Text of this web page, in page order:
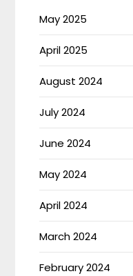
May 2025
April 2025
August 2024
July 2024
June 2024
May 2024
April 2024
March 2024
February 2024